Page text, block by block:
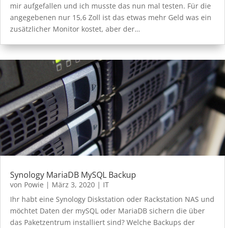
mir aufgefallen und ich musste das nun mal testen. Für die
angegebenen nur 15,6 Zoll ist das etwas mehr Geld was ein
zusätzlicher Monitor kostet, aber der…
Synology MariaDB MySQL Backup
von Powie | März 3, 2020 | IT
Ihr habt eine Synology Diskstation oder Rackstation NAS und
möchtet Daten der mySQL oder MariaDB sichern die über
das Paketzentrum installiert sind? Welche Backups der